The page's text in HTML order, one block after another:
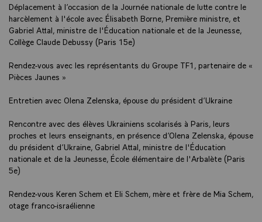
Déplacement à l’occasion de la Journée nationale de lutte contre le
harcèlement à l'école avec Élisabeth Borne, Première ministre, et
Gabriel Attal, ministre de l'Éducation nationale et de la Jeunesse,
Collège Claude Debussy (Paris 15e)
Rendez-vous avec les représentants du Groupe TF1, partenaire de «
Pièces Jaunes »
Entretien avec Olena Zelenska, épouse du président d’Ukraine
Rencontre avec des élèves Ukrainiens scolarisés à Paris, leurs
proches et leurs enseignants, en présence d’Olena Zelenska, épouse
du président d’Ukraine, Gabriel Attal, ministre de l'Éducation
nationale et de la Jeunesse, École élémentaire de l'Arbalète (Paris
5e)
Rendez-vous Keren Schem et Eli Schem, mère et frère de Mia Schem,
otage franco-israélienne